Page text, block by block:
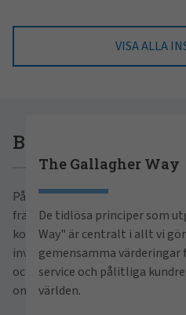
VISA ALLA
Bli en del av
På Gallagher är vi stolta över att
främsta företag inom
konsulttjänster. Med fokus på
investeringar och
och utveckling för våra kunder,
omgivning.
kan utvecklas både
personligt plan? Ta
potential hos Gallagher
Läs mer
The Gallagher Way
De tidlösa principer som
Way" är centralt i allt vi gör
gemensamma
service och pålitliga
världen.